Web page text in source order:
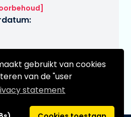
gebruikt van cookies
van de "user
statement